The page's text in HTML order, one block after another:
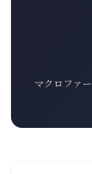
マクロファ